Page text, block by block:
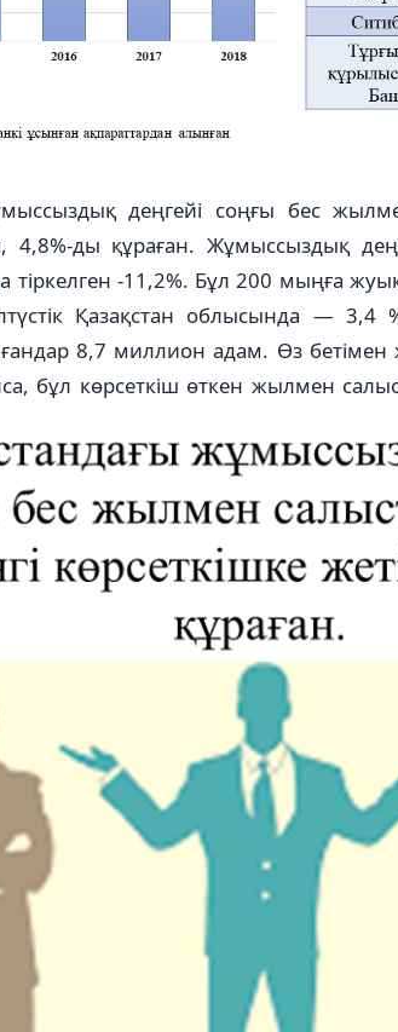
деңгейі соңғы бес
4,8%-ды құраған. Жұмыссыздық
тіркелген -11,2%. Бұл 200 мыңға
Қазақстан облысында —
8,7 миллион адам. Өз
бұл көрсеткіш өткен жылмен